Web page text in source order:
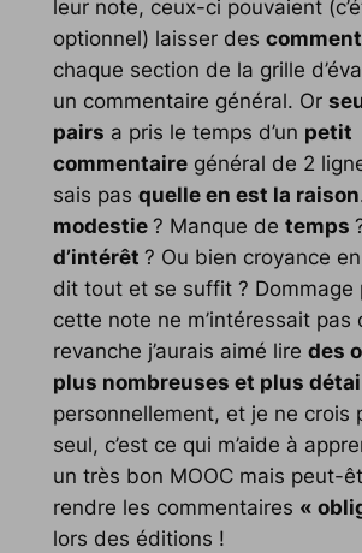
leur note, ceux-ci pouvaient
optionnel) laisser des
chaque section de la grille
un commentaire général. Or
pairs a pris le temps d’un petit
commentairegénéral de 2
sais pas quelle en est la raison
modestie ? Manque de temps
d’intérêt ? Ou bien croyance en
dit tout et se suffit ? Dommage
cette note ne m’intéressait pas
revanche j’aurais aimé lire des
plus nombreuses et plus
personnellement, et je ne crois
seul, c’est ce qui m’aide à
un très bon MOOC mais peut-
rendre les commentaires «
lors des éditions !